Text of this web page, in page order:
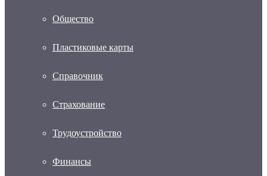
Общество
Пластиковые карты
Справочник
Страхование
Трудоустройство
Финансы